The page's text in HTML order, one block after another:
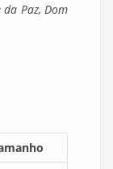
Paz, Dom